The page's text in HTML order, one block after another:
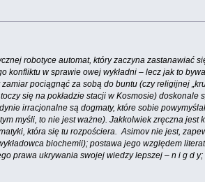
robotyce automat, który zaczyna zastanawiać
w sprawie owej wykładni – lecz jak to
pociągnąć za sobą do buntu (czy religijnej
się na pokładzie stacji w Kosmosie)
irracjonalne są dogmaty, które sobie
myśli, to nie jest ważne). Jakkolwiek zręczna
która się tu rozpościera. Asimov nie jest,
biochemii); postawa jego względem
prawa ukrywania swojej wiedzy lepszej – n i g d